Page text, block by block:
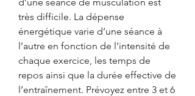
très difficile. La dépense
énergétique varie d’une séance à
l’autre en fonction de l’intensité de
chaque exercice, les temps de
repos ainsi que la durée effective de
l’entraînement. Prévoyez entre 3 et 6